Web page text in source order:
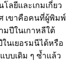
ลยีและเกมเกี่ยว
เขาคือคนที่ผู้พิมพ์
มปีในเกาหลีใต้
ในเยอรมนีได้หรือ
บบเดิม ๆ ซ้ำแล้ว